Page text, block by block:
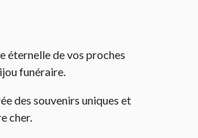
éternelle de vos proches
funéraire.
des souvenirs uniques et
cher.